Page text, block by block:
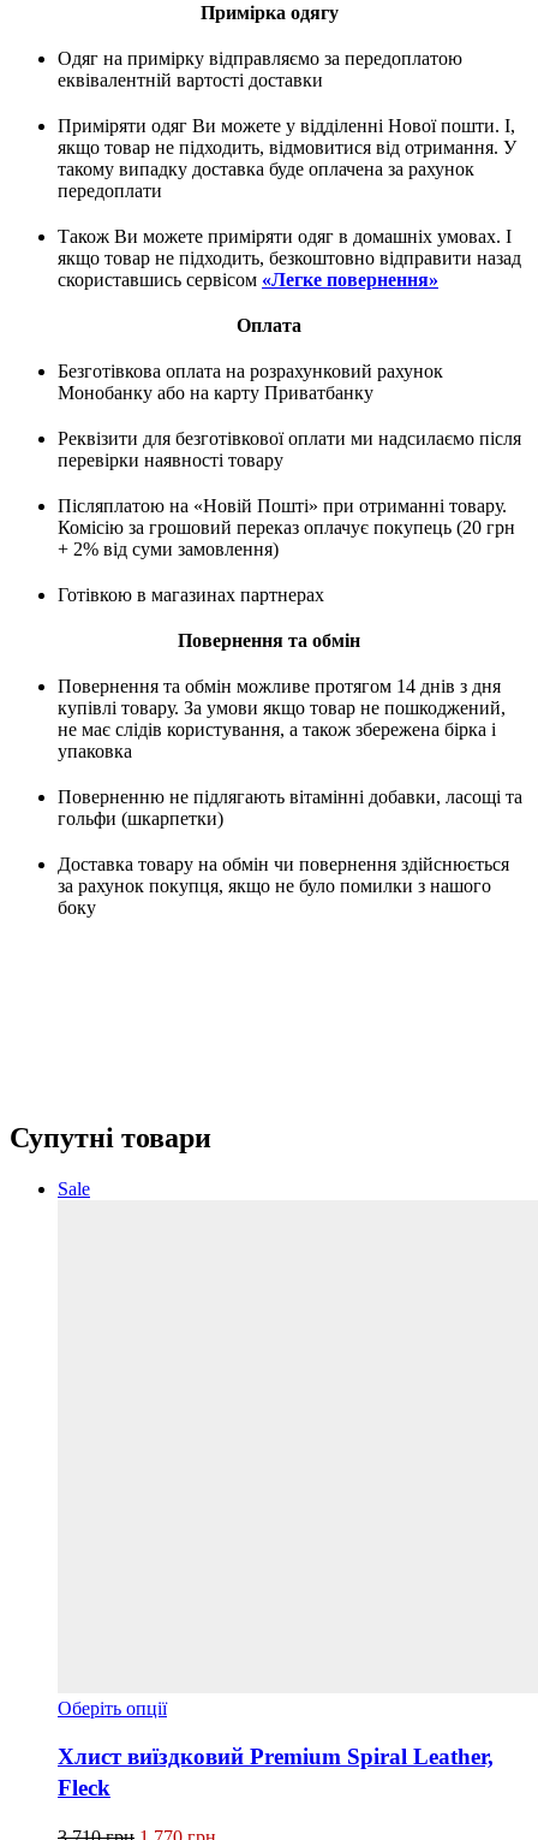
Примірка одягу
Одяг на примірку відправляємо за передоплатою
еквівалентній вартості доставки
Приміряти одяг Ви можете у відділенні Нової пошти. І,
якщо товар не підходить, відмовитися від отримання. У
такому випадку доставка буде оплачена за рахунок
передоплати
Також Ви можете приміряти одяг в домашніх умовах. І
якщо товар не підходить, безкоштовно відправити назад
скориставшись сервісом «Легке повернення»
Оплата
Безготівкова оплата на розрахунковий рахунок
Монобанку або на карту Приватбанку
Реквізити для безготівкової оплати ми надсилаємо після
перевірки наявності товару
Післяплатою на «Новій Пошті» при отриманні товару.
Комісію за грошовий переказ оплачує покупець (20 грн
+ 2% від суми замовлення)
Готівкою в магазинах партнерах
Повернення та обмін
Повернення та обмін можливе протягом 14 днів з дня
купівлі товару. За умови якщо товар не пошкоджений,
не має слідів користування, а також збережена бірка і
упаковка
Поверненню не підлягають вітамінні добавки, ласощі та
гольфи (шкарпетки)
Доставка товару на обмін чи повернення здійснюється
за рахунок покупця, якщо не було помилки з нашого
боку
Супутні товари
Sale
Оберіть опціїЦей
має
кілька
Хлист виїздковий Premium Spiral Leather,
Fleck